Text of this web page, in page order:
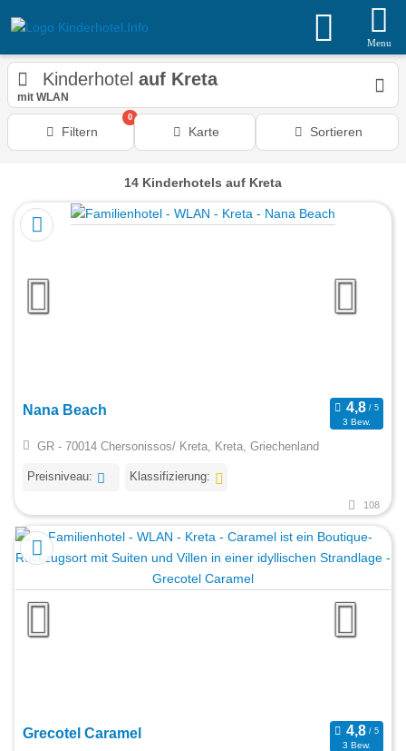
Menu
Kinderhotel auf Kreta
mit WLAN
Filtern
0
Karte Sortieren
14 Kinderhotels auf Kreta
Nana Beach
3 Bew.
GR - 70014 Chersonissos/ Kreta, Kreta, Griechenland
Preisniveau: Klassifizierung:
108
Grecotel Caramel
3 Bew.